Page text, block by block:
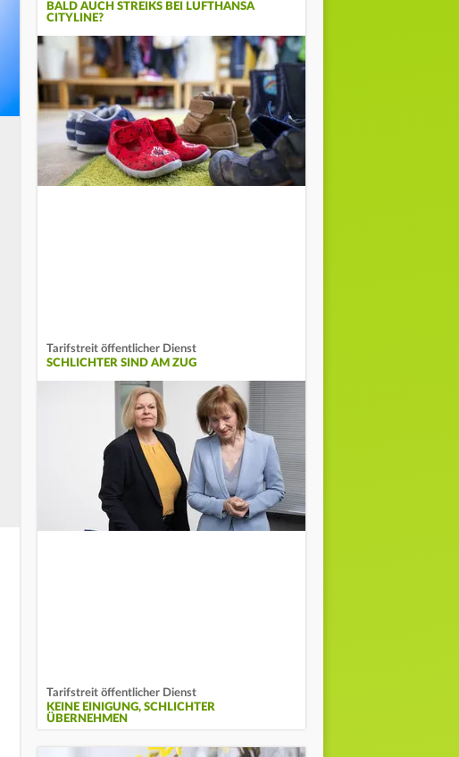
BALD AUCH STREIKS BEI LUFTHANSA
CITYLINE?
Tarifstreit öffentlicher Dienst
SCHLICHTER SIND AM ZUG
Tarifstreit öffentlicher Dienst
KEINE EINIGUNG, SCHLICHTER
ÜBERNEHMEN